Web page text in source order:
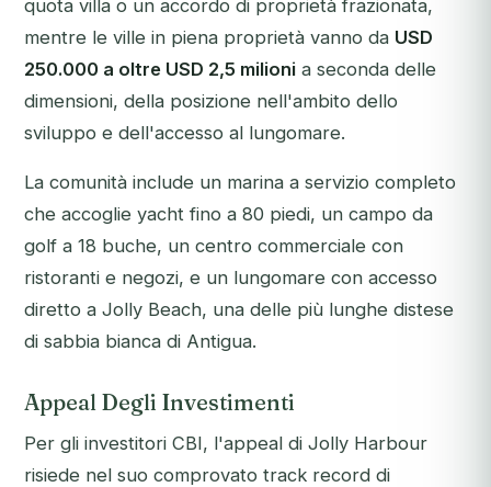
quota villa o un accordo di proprietà frazionata,
mentre le ville in piena proprietà vanno da USD
250.000 a oltre USD 2,5 milioni a seconda delle
dimensioni, della posizione nell'ambito dello
sviluppo e dell'accesso al lungomare.
La comunità include un marina a servizio completo
che accoglie yacht fino a 80 piedi, un campo da
golf a 18 buche, un centro commerciale con
ristoranti e negozi, e un lungomare con accesso
diretto a Jolly Beach, una delle più lunghe distese
di sabbia bianca di Antigua.
Appeal Degli Investimenti
Per gli investitori CBI, l'appeal di Jolly Harbour
risiede nel suo comprovato track record di